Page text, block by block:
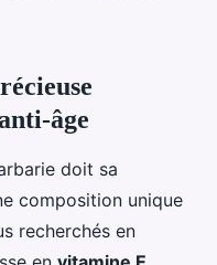
âge
doit sa
composition unique
recherchés en